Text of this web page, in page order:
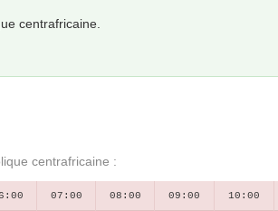
centrafricaine.
centrafricaine :
07:00 08:00 09:00 10:00